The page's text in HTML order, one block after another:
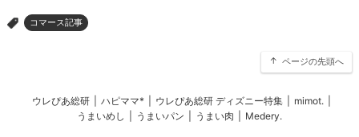
> コマース記事
ページの先頭へ
ウレぴあ総研 ハピママ* ウレぴあ総研 ディズニー特集 mimot.
うまいめし
うまいパン うまい肉 Medery.